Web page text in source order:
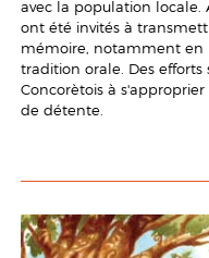
avec la population locale.
ont été invités à
mémoire, notamment en
tradition orale. Des
Concorètois à
de détente.